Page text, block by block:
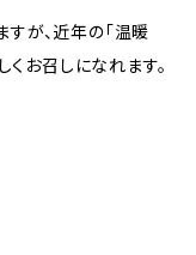
が、近年の「温暖
お召しになれます。